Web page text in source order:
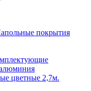
покрытия
цветные 2,7м.